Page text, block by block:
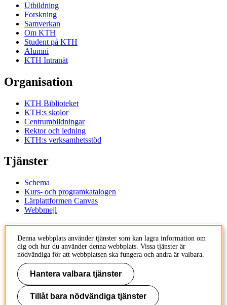
Utbildning
Forskning
Samverkan
Om KTH
Student på KTH
Alumni
KTH Intranät
Organisation
KTH Biblioteket
KTH:s skolor
Centrumbildningar
Rektor och ledning
KTH:s verksamhetsstöd
Tjänster
Schema
Kurs- och programkatalogen
Lärplattformen Canvas
Webbmejl
KTH
100 44 Stockholm
+46 8 790 60 00
Kontakta KTH
Jobba på KTH
Denna webbplats använder tjänster som kan lagra information om
dig och hur du använder denna webbplats. Vissa tjänster är
nödvändiga för att webbplatsen ska fungera och andra är valbara.
Hantera valbara tjänster
Tillåt bara nödvändiga tjänster